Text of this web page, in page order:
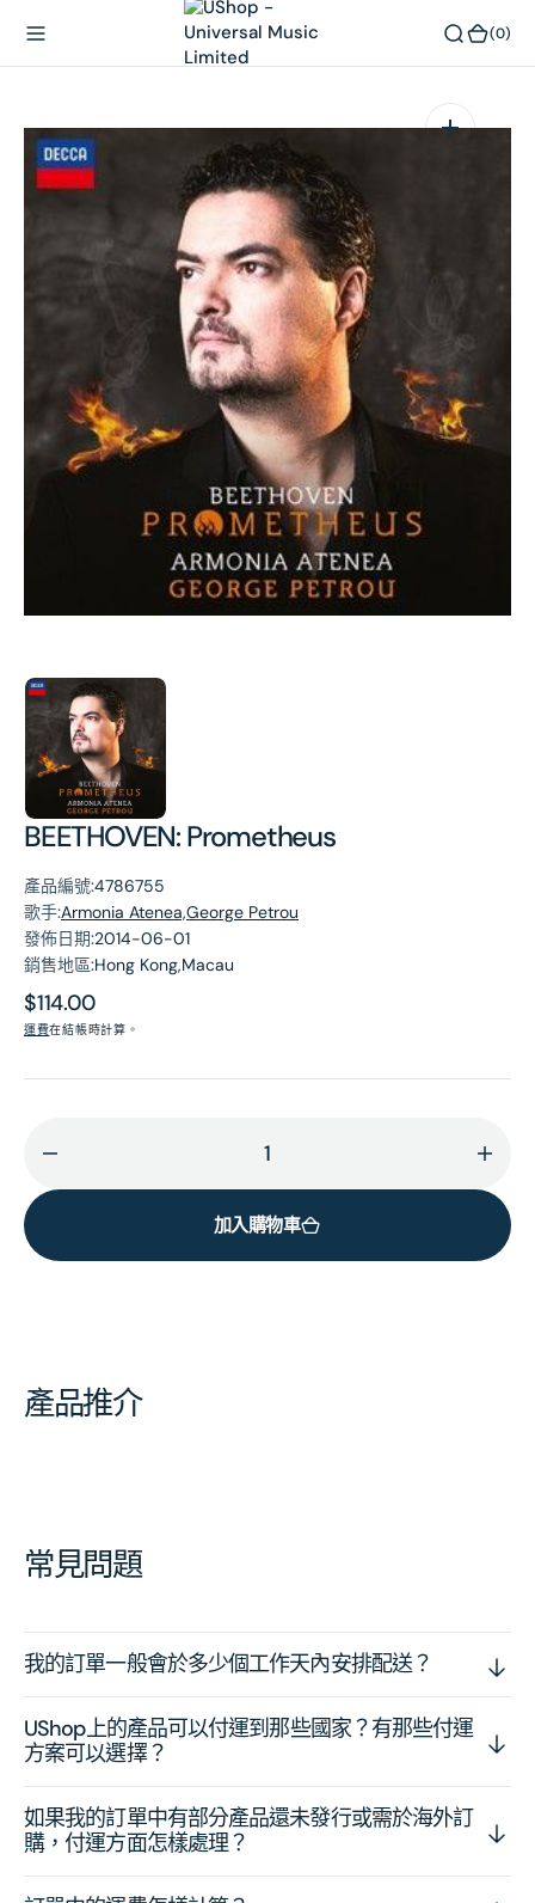
(0)
BEETHOVEN: Prometheus
產品編號:4786755
歌手:Armonia Atenea,George Petrou
發佈日期:2014-06-01
銷售地區:Hong Kong,Macau
原
價
$114.00
運費在結帳時計算。
Prometheus
增
加
加入購物車
在
相
簿
中
開
啟
第
1
張
產品推介
常見問題
我的訂單一般會於多少個工作天內安排配送？
UShop上的產品可以付運到那些國家？有那些付運
方案可以選擇？
如果我的訂單中有部分產品還未發行或需於海外訂
購，付運方面怎樣處理？